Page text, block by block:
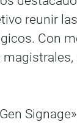
reunir
Con